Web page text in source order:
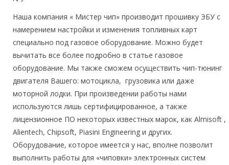
Наша компания « Мистер чип» производит прошивку ЭБУ с
намерением настройки и изменения топливных карт
специально под газовое оборудование. Можно будет
вычитать все более подробно в статье газовое
оборудование. Мы также сможем осуществить чип-тюнинг
двигателя Вашего: мотоцикла, грузовика или даже
моторной лодки. При произведении работы нами
используются лишь сертифицированное, а также
лицензионное ПО некоторых известных марок, как Almisoft ,
Alientech, Chipsoft, Piasini Engineering и других.
Оборудование, которое имеется у нас, вполне позволит
выполнить работы для «чиповки» электронных систем